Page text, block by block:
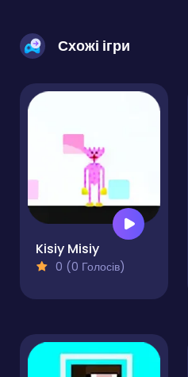
Схожі ігри
Kisiy Misiy
0 (0 Голосів)